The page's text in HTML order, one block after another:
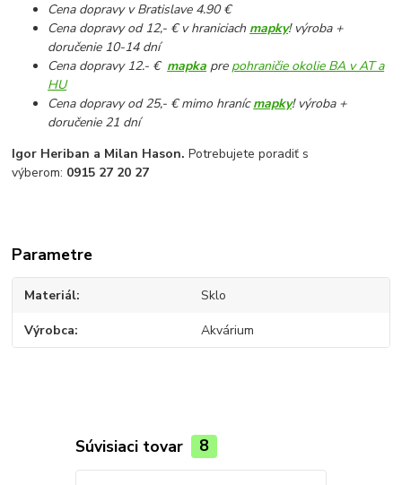
Cena dopravy v Bratislave 4.90 €
Cena dopravy od 12,- € v hraniciach mapky! výroba +
doručenie 10-14 dní
Cena dopravy 12.- € mapka pre pohraničie okolie BA v AT a
HU
Cena dopravy od 25,- € mimo hranícmapky! výroba +
doručenie 21 dní
Igor Heriban a Milan Hason.Potrebujete poradiť s
výberom: 0915 27 20 27
Parametre
Materiál Sklo
Výrobca Akvárium
Súvisiaci tovar 8